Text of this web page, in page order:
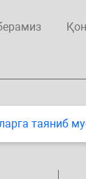
таяниб